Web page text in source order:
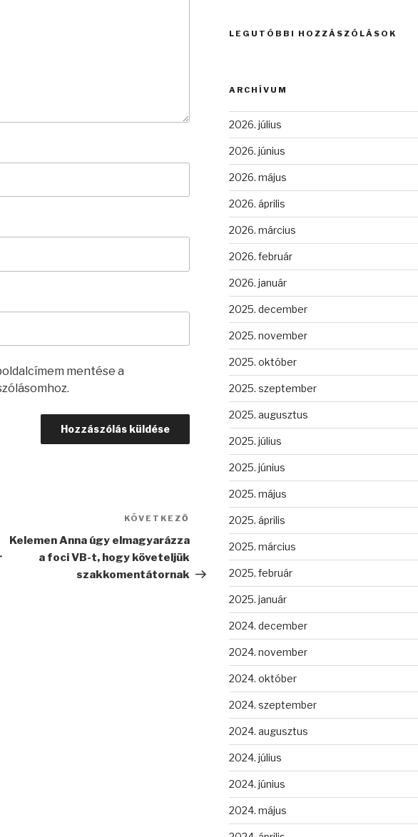
mentése a
Következő
bejegyzés
KÖVETKEZŐ
Kelemen Anna úgy elmagyarázza
a foci VB-t, hogy követeljük
szakkomentátornak
LEGUTÓBBI HOZZÁSZÓLÁSOK
ARCHÍVUM
2026. július
2026. június
2026. május
2026. április
2026. március
2026. február
2026. január
2025. december
2025. november
2025. október
2025. szeptember
2025. augusztus
2025. július
2025. június
2025. május
2025. április
2025. március
2025. február
2025. január
2024. december
2024. november
2024. október
2024. szeptember
2024. augusztus
2024. július
2024. június
2024. május